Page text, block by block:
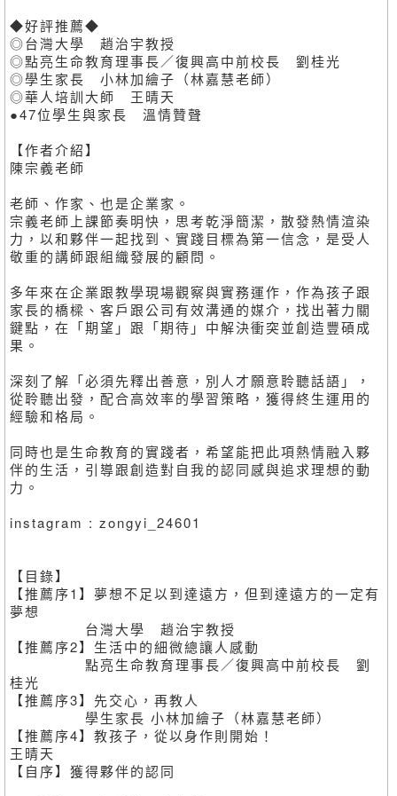
◆好評推薦◆
◎台灣大學 趙治宇教授
◎點亮生命教育理事長／復興高中前校長 劉桂光
◎學生家長 小林加繪子（林嘉慧老師）
◎華人培訓大師 王晴天
●47位學生與家長 溫情贊聲
【作者介紹】
陳宗義老師
老師、作家、也是企業家。
宗義老師上課節奏明快，思考乾淨簡潔，散發熱情渲染
力，以和夥伴一起找到、實踐目標為第一信念，是受人
敬重的講師跟組織發展的顧問。
多年來在企業跟教學現場觀察與實務運作，作為孩子跟
家長的橋樑、客戶跟公司有效溝通的媒介，找出著力關
鍵點，在「期望」跟「期待」中解決衝突並創造豐碩成
果。
深刻了解「必須先釋出善意，別人才願意聆聽話語」，
從聆聽出發，配合高效率的學習策略，獲得終生運用的
經驗和格局。
同時也是生命教育的實踐者，希望能把此項熱情融入夥
伴的生活，引導跟創造對自我的認同感與追求理想的動
力。
instagram : zongyi_24601
【目錄】
【推薦序1】夢想不足以到達遠方，但到達遠方的一定有
夢想
台灣大學 趙治宇教授
【推薦序2】生活中的細微總讓人感動
點亮生命教育理事長／復興高中前校長 劉
桂光
【推薦序3】先交心，再教人
學生家長 小林加繪子（林嘉慧老師）
【推薦序4】教孩子，從以身作則開始！
王晴天
【自序】獲得夥伴的認同